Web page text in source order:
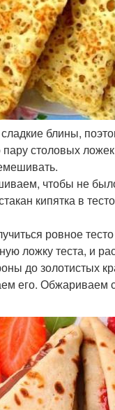
блины,
столовых
чтобы не
кипятка в
ровное
ложку теста, и
до золотистых
его. Обжариваем